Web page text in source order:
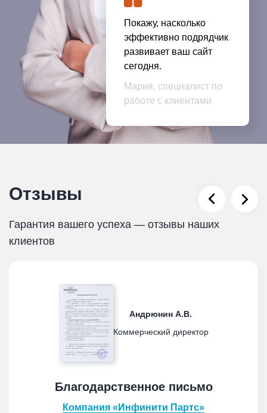
Покажу, насколько
эффективно подрядчик
развивает ваш сайт
сегодня.
Мария, специалист по
работе с клиентами
Отзывы
Гарантия вашего успеха — отзывы наших
клиентов
Андрюнин А.В.
Коммерческий директор
Благодарственное письмо
Компания «Инфинити Партс»